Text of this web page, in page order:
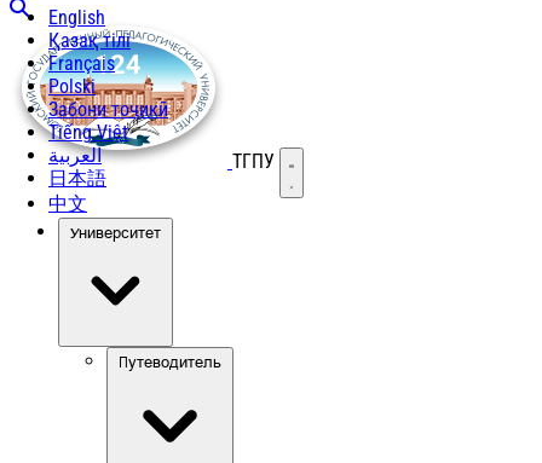
English
Қазақ тілі
Français
Polski
Забони тоҷикӣ
Tiếng Việt
العربية
日本語
中文
ТГПУ Открыть меню
Университет
Путеводитель